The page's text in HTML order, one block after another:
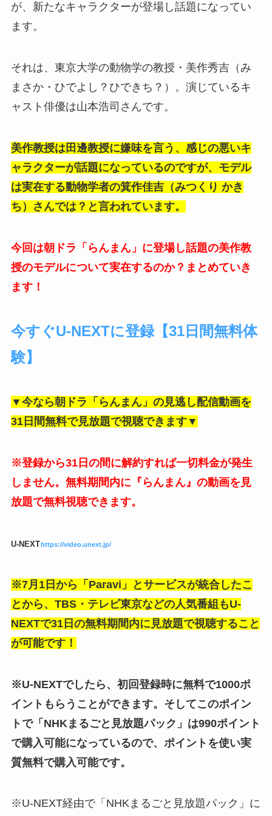
が、新たなキャラクターが登場し話題になってい
ます。
それは、東京大学の動物学の教授・美作秀吉（み
まさか・ひでよし？ひできち？）。演じているキ
ャスト俳優は山本浩司さんです。
美作教授は田邊教授に嫌味を言う、感じの悪いキ
ャラクターが話題になっているのですが、モデル
は実在する動物学者の箕作佳吉（みつくり かき
ち）さんでは？と言われています。
今回は朝ドラ「らんまん」に登場し話題の美作教
授のモデルについて実在するのか？まとめていき
ます！
今すぐU-NEXTに登録【31日間無料体
験】
▼今なら朝ドラ「らんまん」の見逃し配信動画を
31日間無料で見放題で視聴できます▼
※登録から31日の間に解約すれば一切料金が発生
しません。無料期間内に『らんまん』の動画を見
放題で無料視聴できます。
U-NEXThttps://video.unext.jp/
※7月1日から「Paravi」とサービスが統合したこ
とから、TBS・テレビ東京などの人気番組もU-
NEXTで31日の無料期間内に見放題で視聴すること
が可能です！
※U-NEXTでしたら、初回登録時に無料で1000ポ
イントもらうことができます。そしてこのポイン
トで「NHKまるごと見放題パック」は990ポイント
で購入可能になっているので、ポイントを使い実
質無料で購入可能です。
※U-NEXT経由で「NHKまるごと見放題パック」に